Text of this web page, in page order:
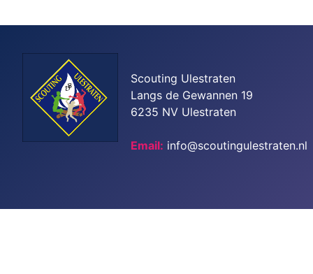
Scouting Ulestraten
Langs de Gewannen 19
6235 NV Ulestraten
Email: info@scoutingulestraten.nl